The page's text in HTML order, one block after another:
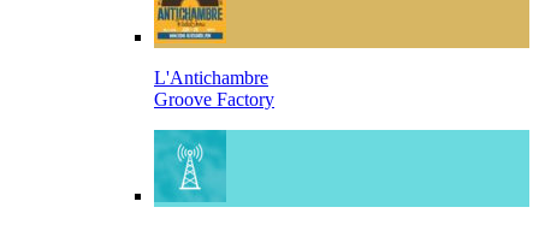
L'Antichambre
Groove Factory